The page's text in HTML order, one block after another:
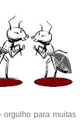
orgulho para muitas